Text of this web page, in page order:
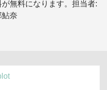
無料になります。担当者:
鮎奈